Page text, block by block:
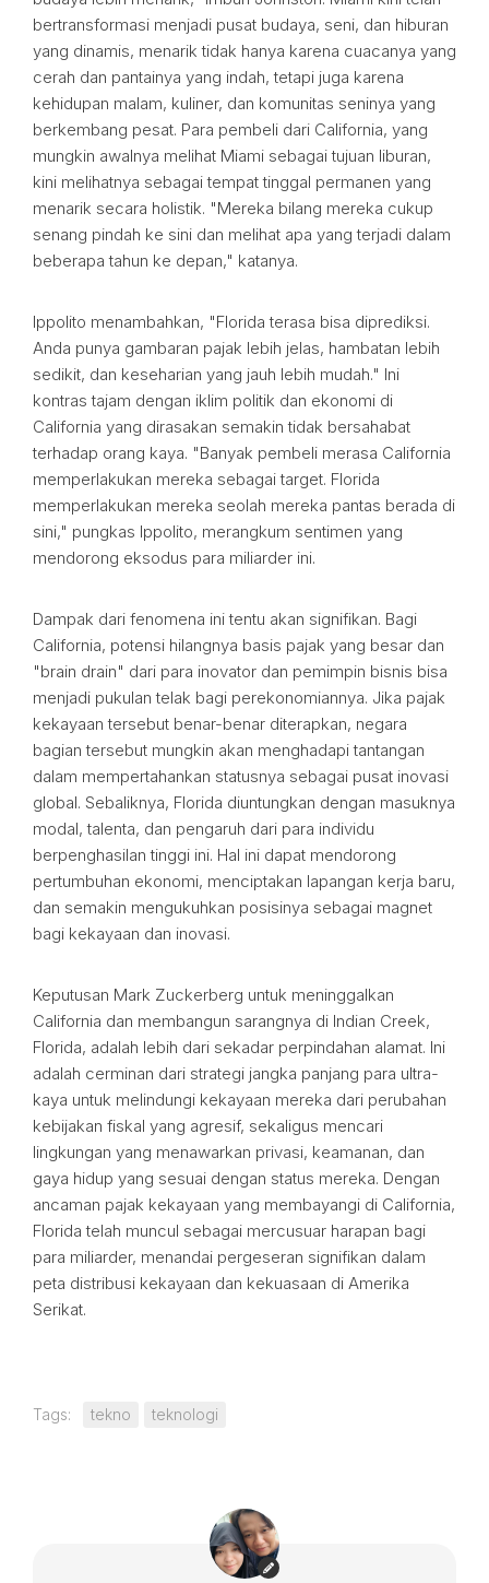
bertransformasi menjadi pusat budaya, seni, dan hiburan
yang dinamis, menarik tidak hanya karena cuacanya yang
cerah dan pantainya yang indah, tetapi juga karena
kehidupan malam, kuliner, dan komunitas seninya yang
berkembang pesat. Para pembeli dari California, yang
mungkin awalnya melihat Miami sebagai tujuan liburan,
kini melihatnya sebagai tempat tinggal permanen yang
menarik secara holistik. "Mereka bilang mereka cukup
senang pindah ke sini dan melihat apa yang terjadi dalam
beberapa tahun ke depan," katanya.
Ippolito menambahkan, "Florida terasa bisa diprediksi.
Anda punya gambaran pajak lebih jelas, hambatan lebih
sedikit, dan keseharian yang jauh lebih mudah." Ini
kontras tajam dengan iklim politik dan ekonomi di
California yang dirasakan semakin tidak bersahabat
terhadap orang kaya. "Banyak pembeli merasa California
memperlakukan mereka sebagai target. Florida
memperlakukan mereka seolah mereka pantas berada di
sini," pungkas Ippolito, merangkum sentimen yang
mendorong eksodus para miliarder ini.
Dampak dari fenomena ini tentu akan signifikan. Bagi
California, potensi hilangnya basis pajak yang besar dan
"brain drain" dari para inovator dan pemimpin bisnis bisa
menjadi pukulan telak bagi perekonomiannya. Jika pajak
kekayaan tersebut benar-benar diterapkan, negara
bagian tersebut mungkin akan menghadapi tantangan
dalam mempertahankan statusnya sebagai pusat inovasi
global. Sebaliknya, Florida diuntungkan dengan masuknya
modal, talenta, dan pengaruh dari para individu
berpenghasilan tinggi ini. Hal ini dapat mendorong
pertumbuhan ekonomi, menciptakan lapangan kerja baru,
dan semakin mengukuhkan posisinya sebagai magnet
bagi kekayaan dan inovasi.
Keputusan Mark Zuckerberg untuk meninggalkan
California dan membangun sarangnya di Indian Creek,
Florida, adalah lebih dari sekadar perpindahan alamat. Ini
adalah cerminan dari strategi jangka panjang para ultra-
kaya untuk melindungi kekayaan mereka dari perubahan
kebijakan fiskal yang agresif, sekaligus mencari
lingkungan yang menawarkan privasi, keamanan, dan
gaya hidup yang sesuai dengan status mereka. Dengan
ancaman pajak kekayaan yang membayangi di California,
Florida telah muncul sebagai mercusuar harapan bagi
para miliarder, menandai pergeseran signifikan dalam
peta distribusi kekayaan dan kekuasaan di Amerika
Serikat.
Tags: tekno teknologi